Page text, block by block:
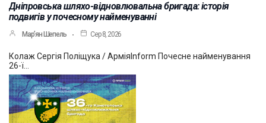
Дніпровська шляхо-відновлювальна бригада: історія
подвигів у почесному найменуванні
Мар’ян Шепель Сер 8, 2026
Колаж Сергія Поліщука / АрміяInform Почесне найменування
26-ї…